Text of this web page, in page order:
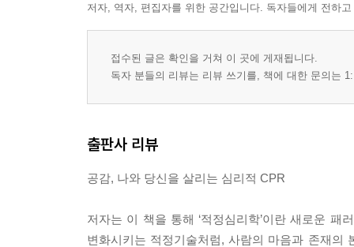
저자, 역자, 편집자를 위한 공간입니다. 독자들에게 전하
접수된 글은 확인을 거쳐 이 곳에 게재됩니다.
독자 분들의 리뷰는 리뷰 쓰기를, 책에 대한 문의는
출판사 리뷰
공감, 나와 당신을 살리는 심리적 CPR
저자는 이 책을 통해 ‘적정심리학’이란 새로운
변화시키는 적정기술처럼, 사람의 마음과 존재의